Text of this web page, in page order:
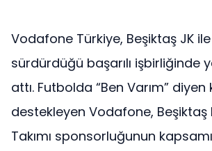
Vodafone Türkiye, Beşiktaş JK ile
sürdürdüğü başarılı işbirliğinde
attı. Futbolda “Ben Varım” diyen
destekleyen Vodafone, Beşiktaş
Takımı sponsorluğunun